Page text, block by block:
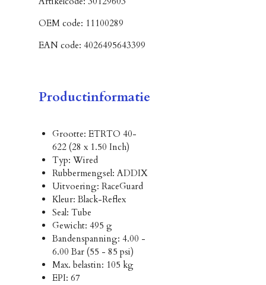
OEM code: 11100289
EAN code: 4026495643399
Productinformatie
Grootte: ETRTO 40-
622 (28 x 1.50 Inch)
Typ: Wired
Rubbermengsel: ADDIX
Uitvoering: RaceGuard
Kleur: Black-Reflex
Seal: Tube
Gewicht: 495 g
Bandenspanning: 4.00 -
6.00 Bar (55 - 85 psi)
Max. belastin: 105 kg
EPI: 67